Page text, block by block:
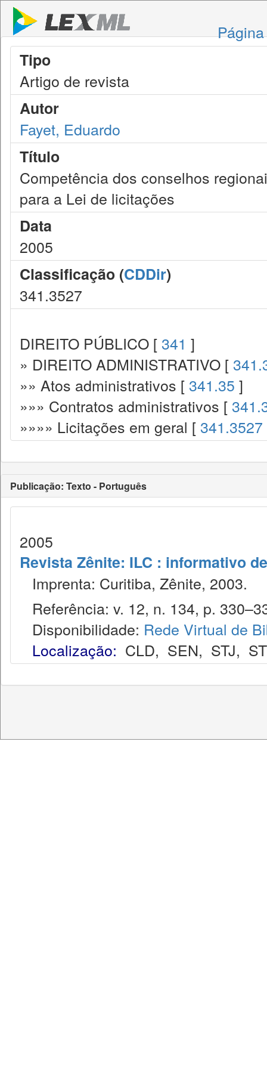
Tipo
Artigo de revista
Autor
Fayet, Eduardo
Título
Competência dos conselhos
para a Lei de licitações
Data
2005
Classificação (CDDir)
341.3527
DIREITO PÚBLICO [ 341 ]
» DIREITO ADMINISTRATIVO [
»» Atos administrativos [ 341.35 ]
»»» Contratos administrativos [
»»»» Licitações em geral [ 341.3527
Publicação: Texto - Português
2005
Revista Zênite: ILC : informativo
Imprenta: Curitiba, Zênite, 2003.
Referência: v. 12, n. 134, p.
Disponibilidade: Rede Virtual de
Localização: CLD, SEN, STJ,